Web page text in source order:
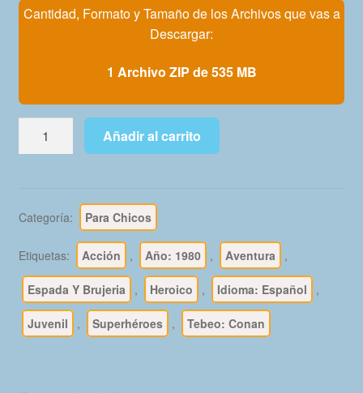
Cantidad, Formato y Tamaño de los Archivos que vas a
Descargar:
1 Archivo ZIP de 535 MB
Colección
Completa
58
Tebeos
En
Añadir al carrito
Categoría: Para Chicos
Etiquetas: Acción , Año: 1980 , Aventura ,
Espada Y Brujeria , Heroico , Idioma: Español ,
Juvenil , Superhéroes , Tebeo: Conan